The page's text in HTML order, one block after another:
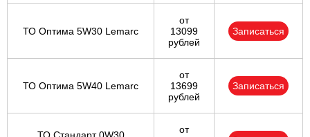
ТО Оптима 5W30 Lemarc
от
13099
рублей
Записаться
ТО Оптима 5W40 Lemarc
от
13699
рублей
Записаться
от